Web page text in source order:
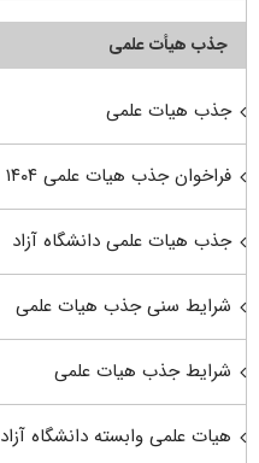
جذب هیأت علمی
جذب هیات علمی
فراخوان جذب هیات علمی ۱۴۰۴
جذب هیات علمی دانشگاه آزاد
شرایط سنی جذب هیات علمی
شرایط جذب هیات علمی
هیات علمی وابسته دانشگاه آزاد